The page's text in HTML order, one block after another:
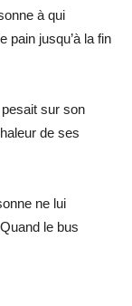
à qui
pain jusqu’à la fin
sur son
de ses
ne lui
le bus